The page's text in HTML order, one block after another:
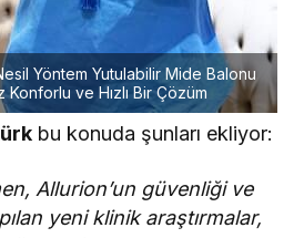
Yöntem Yutulabilir Mide Balonu
Konforlu ve Hızlı Bir Çözüm
bu konuda şunları ekliyor:
Allurion’un güvenliği ve
yeni klinik araştırmalar,